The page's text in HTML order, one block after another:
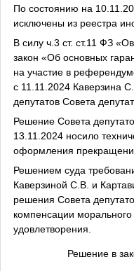
По состоянию на
исключены из реестра
В силу ч.3 ст. ст.11 ФЗ
закон «Об основных
на участие в
с 11.11.2024 Каверзина
депутатов Совета
Решение Совета
13.11.2024 носило
оформления
Решением суда
Каверзиной С.В. и
решения Совета
компенсации
удовлетворения.
Решение в